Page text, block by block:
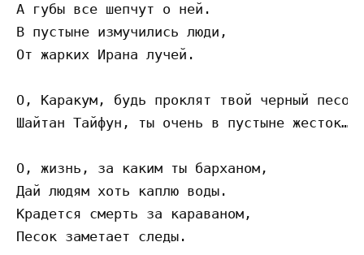
А губы все шепчут о ней.
В пустыне измучились люди,
От жарких Ирана лучей.
О, Каракум, будь проклят твой черный
Шайтан Тайфун, ты очень в пустыне жесток…
О, жизнь, за каким ты барханом,
Дай людям хоть каплю воды.
Крадется смерть за караваном,
Песок заметает следы.